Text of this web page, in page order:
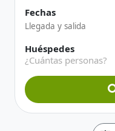
Fechas
Huéspedes
¿Cuántas personas?